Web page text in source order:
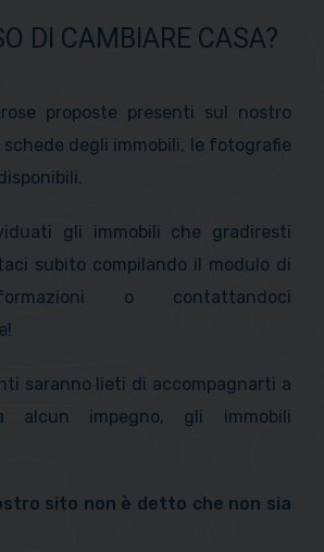
DI CAMBIARE CASA?
proposte presenti sul nostro
degli immobili, le fotografie
gli immobili che gradiresti
subito compilando il modulo di
o contattandoci
saranno lieti di accompagnarti a
alcun impegno, gli immobili
sito non è detto che non sia